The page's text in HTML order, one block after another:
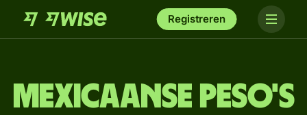
Registreren
Mexicaanse peso's